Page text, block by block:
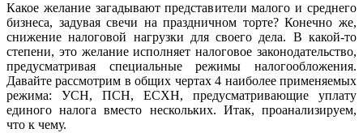
Какое желание загадывают представители малого и среднего
бизнеса, задувая свечи на праздничном торте? Конечно же,
снижение налоговой нагрузки для своего дела. В какой-то
степени, это желание исполняет налоговое законодательство,
предусматривая специальные режимы налогообложения.
Давайте рассмотрим в общих чертах 4 наиболее применяемых
режима: УСН, ПСН, ЕСХН, предусматривающие уплату
единого налога вместо нескольких. Итак, проанализируем,
что к чему.